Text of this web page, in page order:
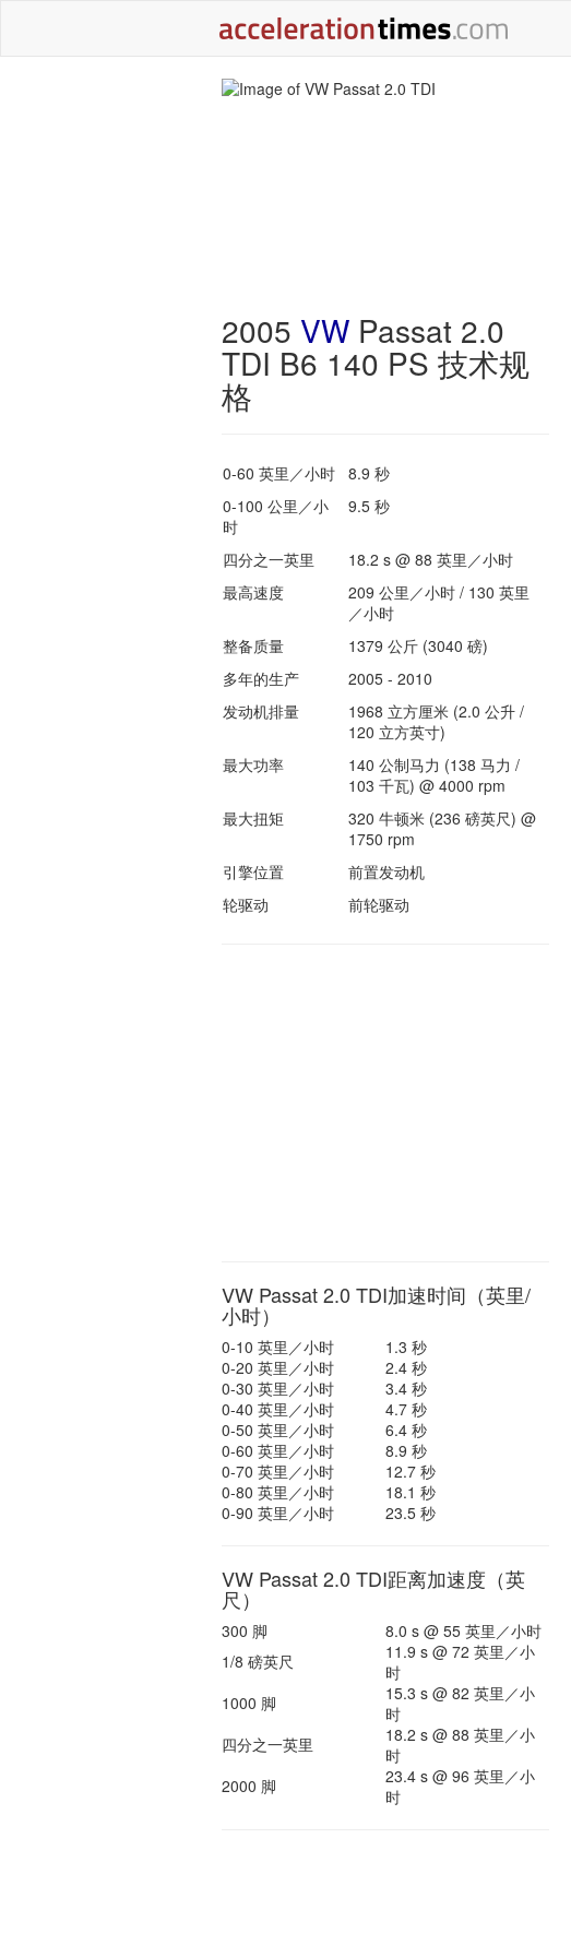
2005 VWPassat 2.0
TDI B6 140 PS 技术规
格
0-60 英里／小时
8.9 秒
0-100 公里／小
时
9.5 秒
四分之一英里
18.2 s @ 88 英里／小时
最高速度
209 公里／小时 / 130 英里
／小时
整备质量
1379 公斤 (3040 磅)
多年的生产
2005 - 2010
发动机排量
1968 立方厘米 (2.0 公升 /
120 立方英寸)
最大功率
140 公制马力 (138 马力 /
103 千瓦) @ 4000 rpm
最大扭矩
320 牛顿米 (236 磅英尺) @
1750 rpm
引擎位置
前置发动机
轮驱动
前轮驱动
VW Passat 2.0 TDI加速时间（英里/
小时）
0-10 英里／小时
1.3 秒
0-20 英里／小时
2.4 秒
0-30 英里／小时
3.4 秒
0-40 英里／小时
4.7 秒
0-50 英里／小时
6.4 秒
0-60 英里／小时
8.9 秒
0-70 英里／小时
12.7 秒
0-80 英里／小时
18.1 秒
0-90 英里／小时
23.5 秒
VW Passat 2.0 TDI距离加速度（英
尺）
300 脚
8.0 s @ 55 英里／小时
1/8 磅英尺
11.9 s @ 72 英里／小
时
1000 脚
15.3 s @ 82 英里／小
时
四分之一英里
18.2 s @ 88 英里／小
时
2000 脚
23.4 s @ 96 英里／小
时